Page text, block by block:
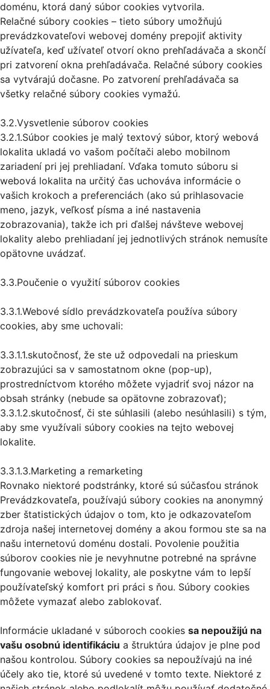
doménu, ktorá daný súbor cookies vytvorila.
Relačné súbory cookies – tieto súbory umožňujú
prevádzkovateľovi webovej domény prepojiť aktivity
užívateľa, keď užívateľ otvorí okno prehľadávača a skončí
pri zatvorení okna prehľadávača. Relačné súbory cookies
sa vytvárajú dočasne. Po zatvorení prehľadávača sa
všetky relačné súbory cookies vymažú.
3.2.Vysvetlenie súborov cookies
3.2.1.Súbor cookies je malý textový súbor, ktorý webová
lokalita ukladá vo vašom počítači alebo mobilnom
zariadení pri jej prehliadaní. Vďaka tomuto súboru si
webová lokalita na určitý čas uchováva informácie o
vašich krokoch a preferenciách (ako sú prihlasovacie
meno, jazyk, veľkosť písma a iné nastavenia
zobrazovania), takže ich pri ďalšej návšteve webovej
lokality alebo prehliadaní jej jednotlivých stránok nemusíte
opätovne uvádzať.
3.3.Poučenie o využití súborov cookies
3.3.1.Webové sídlo prevádzkovateľa používa súbory
cookies, aby sme uchovali:
3.3.1.1.skutočnosť, že ste už odpovedali na prieskum
zobrazujúci sa v samostatnom okne (pop-up),
prostredníctvom ktorého môžete vyjadriť svoj názor na
obsah stránky (nebude sa opätovne zobrazovať);
3.3.1.2.skutočnosť, či ste súhlasili (alebo nesúhlasili) s tým,
aby sme využívali súbory cookies na tejto webovej
lokalite.
3.3.1.3.Marketing a remarketing
Rovnako niektoré podstránky, ktoré sú súčasťou stránok
Prevádzkovateľa, používajú súbory cookies na anonymný
zber štatistických údajov o tom, kto je odkazovateľom
zdroja našej internetovej domény a akou formou ste sa na
našu internetovú doménu dostali. Povolenie použitia
súborov cookies nie je nevyhnutne potrebné na správne
fungovanie webovej lokality, ale poskytne vám to lepší
používateľský komfort pri práci s ňou. Súbory cookies
môžete vymazať alebo zablokovať.
Informácie ukladané v súboroch cookies sa nepoužijú na
vašu osobnú identifikáciu a štruktúra údajov je plne pod
našou kontrolou. Súbory cookies sa nepoužívajú na iné
účely ako tie, ktoré sú uvedené v tomto texte. Niektoré z